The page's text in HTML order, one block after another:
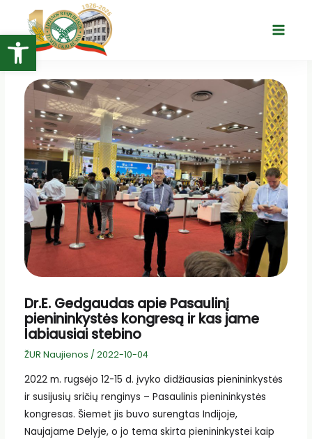
Open toolbar
turinio
Main
Dr.E. Gedgaudas apie Pasaulinį
pienininkystės kongresą ir kas jame
labiausiai stebino
ŽUR Naujienos / 2022-10-04
2022 m. rugsėjo 12-15 d. įvyko didžiausias pienininkystės
ir susijusių sričių renginys – Pasaulinis pienininkystės
kongresas. Šiemet jis buvo surengtas Indijoje,
Naujajame Delyje, o jo tema skirta pienininkystei kaip